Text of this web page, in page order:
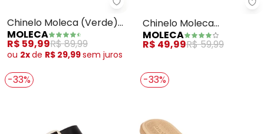
Moleca - Chinelo Moleca
Chinelo Moleca (Verde)
em Sintético
MOLECA
R$ 59,99R$ 89,99
ou 2xde R$ 29,99sem juros
Chinelo Moleca
(Caramelo) em Sintétco
MOLECA
R$ 49,99R$ 59,99
-33% -33%